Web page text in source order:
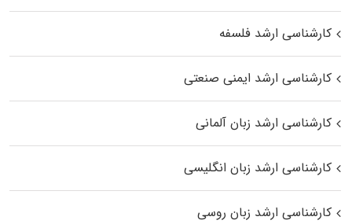
کارشناسی ارشد فلسفه
کارشناسی ارشد ایمنی صنعتی
کارشناسی ارشد زبان آلمانی
کارشناسی ارشد زبان انگلیسی
کارشناسی ارشد زبان روسی